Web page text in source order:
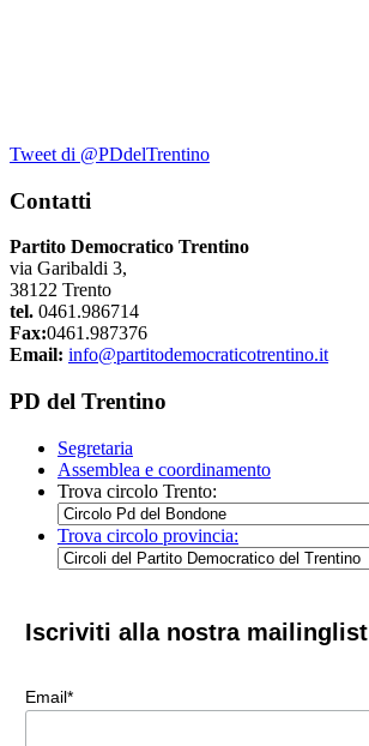
Tweet di @PDdelTrentino
Contatti
Partito Democratico Trentino
via Garibaldi 3,
38122 Trento
tel. 0461.986714
Fax:0461.987376
Email: info@partitodemocraticotrentino.it
PD del Trentino
Segretaria
Assemblea e coordinamento
Trova circolo Trento:
Trova circolo provincia:
Iscriviti alla nostra mailinglist
Email*